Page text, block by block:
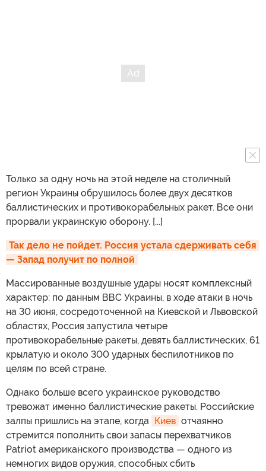
Только за одну ночь на этой неделе на столичный
регион Украины обрушилось более двух десятков
баллистических и противокорабельных ракет. Все они
прорвали украинскую оборону. [...]
Так дело не пойдет. Россия устала сдерживать себя
— Запад получит по полной
Массированные воздушные удары носят комплексный
характер: по данным ВВС Украины, в ходе атаки в ночь
на 30 июня, сосредоточенной на Киевской и Львовской
областях, Россия запустила четыре
противокорабельные ракеты, девять баллистических, 61
крылатую и около 300 ударных беспилотников по
целям по всей стране.
Однако больше всего украинское руководство
тревожат именно баллистические ракеты. Российские
залпы пришлись на этапе, когда Киев отчаянно
стремится пополнить свои запасы перехватчиков
Patriot американского производства — одного из
немногих видов оружия, способных сбить